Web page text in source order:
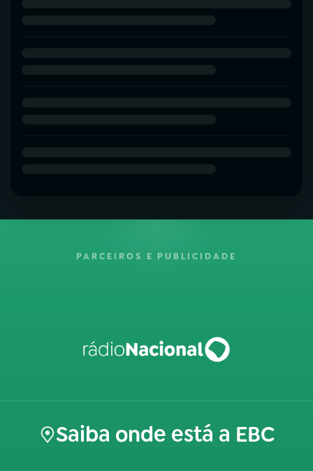
PARCEIROS E PUBLICIDADE
Saiba onde está a EBC